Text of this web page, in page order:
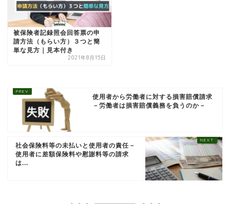
被保険者記録照会回答票の申
請方法（もらい方）３つと簡
単な見方｜見本付き
2021年8月15日
使用者から労働者に対する損害賠償請求
－労働者は損害賠償義務を負うのか－
社会保険料等の未払いと使用者の責任－
使用者に差額保険料や慰謝料等の請求
は...